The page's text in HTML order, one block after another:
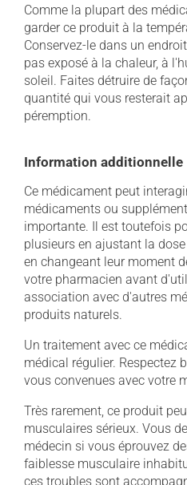
Comme la plupart des
garder ce produit à la
Conservez-le dans un
pas exposé à la chaleur, à
soleil. Faites détruire de
quantité qui vous resterait
péremption.
Information additionnelle
Ce médicament peut
médicaments ou
importante. Il est toutefois
plusieurs en ajustant la
en changeant leur moment
votre pharmacien avant
association avec d'autres
produits naturels.
Un traitement avec ce
médical régulier. Respectez
vous convenues avec votre
Très rarement, ce produit
musculaires sérieux. Vous
médecin si vous éprouvez
faiblesse musculaire
ces troubles sont